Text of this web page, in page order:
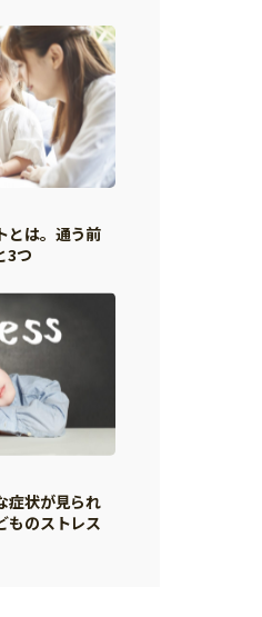
とは。通う前
3つ
症状が見られ
のストレス